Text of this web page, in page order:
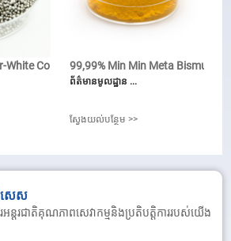
ក្រាម / ស៊ីអឹម 3
អង្សាសេCol ... 99,99% Min Min Meta Bismuty
ព័ត៌មានមូលដ្ឋាន ...
ស្វែងយល់បន្ថែម >>
សេស
អន្តរជាតិគុណភាពសេវាកម្មនិងប្រតិបត្តិការរបស់យើង